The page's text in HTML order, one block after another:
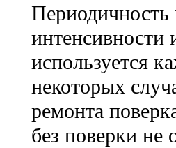
Периодичность
интенсивности
используется
некоторых
ремонта
без поверки не